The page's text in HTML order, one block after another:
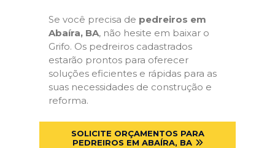
Se você precisa de pedreiros em
Abaíra, BA, não hesite em baixar o
Grifo. Os pedreiros cadastrados
estarão prontos para oferecer
soluções eficientes e rápidas para as
suas necessidades de construção e
reforma.
SOLICITE ORÇAMENTOS PARA
PEDREIROS EM ABAÍRA, BA